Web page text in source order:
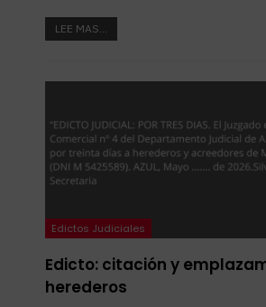
LEE MAS...
Edictos Judiciales
Edicto: citación y
herederos